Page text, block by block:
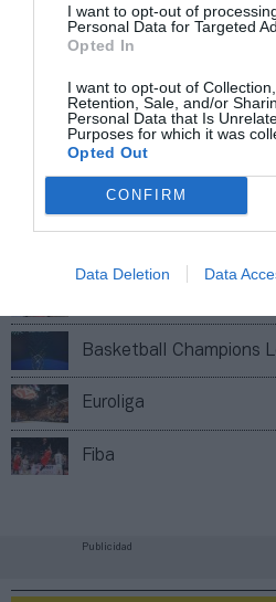
I want to opt-out of
Personal Data for Targeted
Opted In
I want to opt-out of Collection,
Retention, Sale, and/or
Personal Data that Is
Purposes for which it was
Opted Out
CONFIRM
Data Deletion Data
Basketball Champions
Euroliga
Fiba
de forma gratuita
Mantente informado con las
Compartir
Publicidad